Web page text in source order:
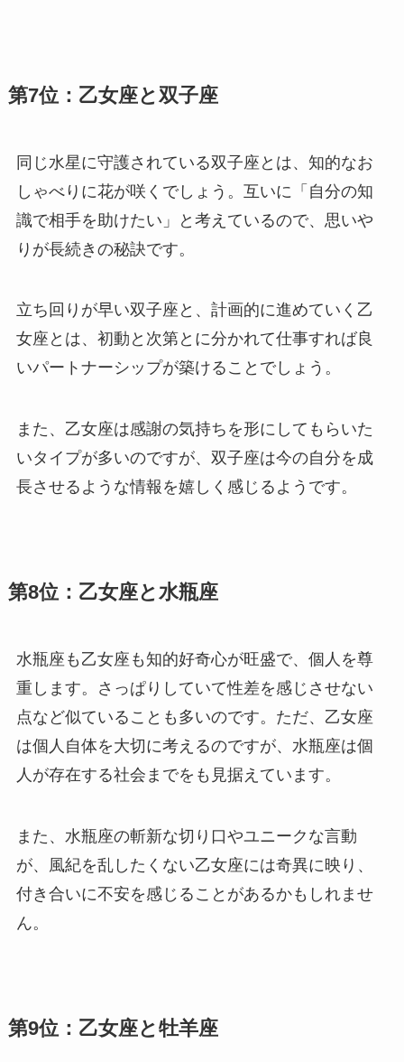
第7位：乙女座と双子座
同じ水星に守護されている双子座とは、知的なお
しゃべりに花が咲くでしょう。互いに「自分の知
識で相手を助けたい」と考えているので、思いや
りが長続きの秘訣です。
立ち回りが早い双子座と、計画的に進めていく乙
女座とは、初動と次第とに分かれて仕事すれば良
いパートナーシップが築けることでしょう。
また、乙女座は感謝の気持ちを形にしてもらいた
いタイプが多いのですが、双子座は今の自分を成
長させるような情報を嬉しく感じるようです。
第8位：乙女座と水瓶座
水瓶座も乙女座も知的好奇心が旺盛で、個人を尊
重します。さっぱりしていて性差を感じさせない
点など似ていることも多いのです。ただ、乙女座
は個人自体を大切に考えるのですが、水瓶座は個
人が存在する社会までをも見据えています。
また、水瓶座の斬新な切り口やユニークな言動
が、風紀を乱したくない乙女座には奇異に映り、
付き合いに不安を感じることがあるかもしれませ
ん。
第9位：乙女座と牡羊座